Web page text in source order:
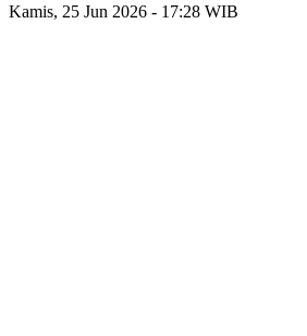
Kamis, 25 Jun 2026 - 17:28 WIB